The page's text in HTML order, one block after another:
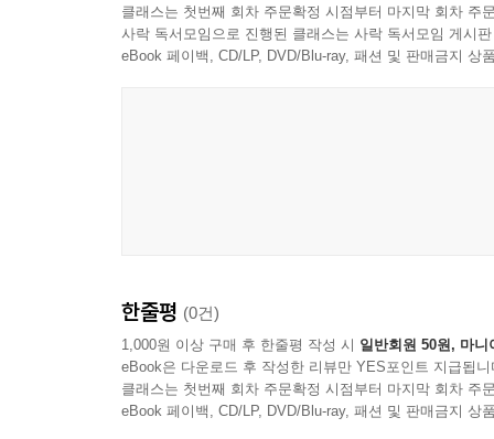
클래스는 첫번째 회차 주문확정 시점부터 마지막 회차 주
사락 독서모임으로 진행된 클래스는 사락 독서모임 게시
eBook 페이백, CD/LP, DVD/Blu-ray, 패션 및 판매금지 상
한줄평 (0건)
1,000원 이상 구매 후 한줄평 작성 시 일반회원 50원, 마니
eBook은 다운로드 후 작성한 리뷰만 YES포인트 지급됩니
클래스는 첫번째 회차 주문확정 시점부터 마지막 회차 주
eBook 페이백, CD/LP, DVD/Blu-ray, 패션 및 판매금지 상